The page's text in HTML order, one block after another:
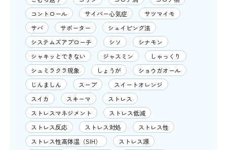
コントロール
サイバー心気症
サツマイモ
サバ
サポーター
シェイピング法
システムズアプローチ
シソ
シナモン
シャキッとできない
ジャスミン
しゃっくり
シュミラクラ現象
しょうが
ショウガオール
じんましん
スープ
スイートオレンジ
スイカ
スキーマ
ストレス
ストレスマネジメント
ストレス低減
ストレス反応
ストレス対処
ストレス性
ストレス性高体温（SIH）
ストレス源